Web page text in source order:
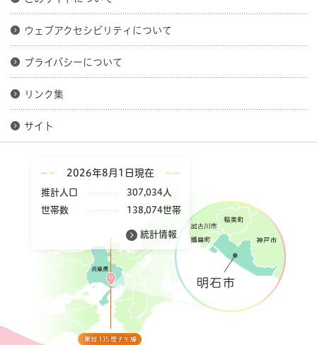
ウェブアクセシビリティについて
プライバシーについて
リンク集
サイト
2026年8月1日現在
推計人口
307,034人
世帯数
138,074世帯
統計情報